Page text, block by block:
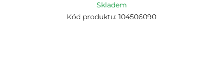
Skladem
Kód produktu: 104506090